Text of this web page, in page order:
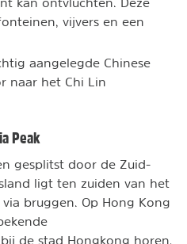
kan ontvluchten. Deze
vijvers en een
aangelegde Chinese
naar het Chi Lin
Peak
gesplitst door de Zuid-
ligt ten zuiden van het
bruggen. Op Hong Kong
de stad Hongkong horen.